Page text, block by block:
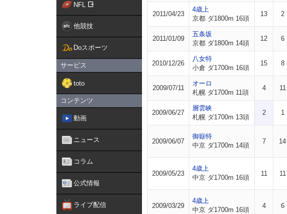
NFL
他競技
Doスポーツ
サービス
toto
コンテンツ
動画
ニュース
コラム
公式情報
ライブ配信
2011/04/23
4歳上
京都 ダ1800m 16頭
13 2
2011/01/09
五条坂
京都 ダ1800m 14頭
12 6
2010/12/26
八女特
小倉 ダ1700m 16頭
15 8
2009/07/11
オーロ
札幌 ダ1700m 11頭
4 11
2009/06/27
層雲峡
札幌 ダ1700m 13頭
2 1
2009/06/07
御嶽特
中京 ダ1700m 14頭
7 14
2009/05/23
4歳上
中京 ダ1700m 16頭
11 11
2009/03/29
4歳上
中京 ダ1700m 16頭
4 6